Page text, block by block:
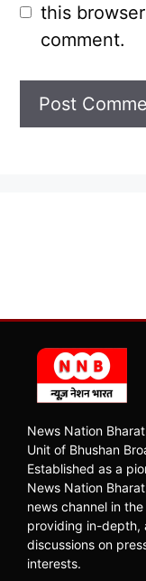
this
comment.
News Nation
Unit of Bhushan
Established as a
News Nation
news channel in
providing in-depth,
discussions on
interests.